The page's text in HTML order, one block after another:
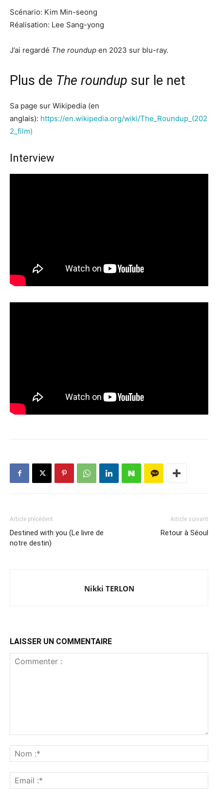
Scénario: Kim Min-seong
Réalisation: Lee Sang-yong
J’ai regardé The roundup en 2023 sur blu-ray.
Plus de The roundup sur le net
Sa page sur Wikipedia (en
anglais): https://en.wikipedia.org/wiki/The_Roundup_(202
2_film)
Interview
Article précédent
Destined with you (Le livre de
notre destin)
Article suivant
Retour à Séoul
Nikki TERLON
LAISSER UN COMMENTAIRE